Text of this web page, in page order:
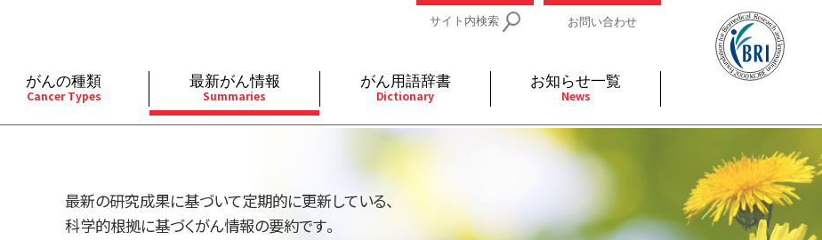
プライバシーポリシー
寄附・協賛一覧
沿革
がんの種類
Cancer Types
消化管
肝胆膵
皮膚
骨軟部
補完代替医療
最新がん情報
Summaries
支持療法と緩和ケア
遺伝学的情報
統合、代替、補完療法
がん用語辞書
Dictionary
お知らせ一覧
News
サイト内検索 お問い合わせ
最新の研究成果に基づいて定期的に更新している、
科学的根拠に基づくがん情報の要約です。